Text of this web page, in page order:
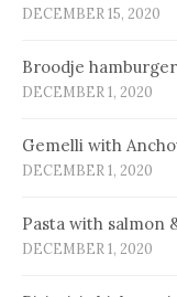
DECEMBER 15, 2020
Broodje
DECEMBER 1, 2020
Gemelli with
DECEMBER 1, 2020
Pasta with salmon
DECEMBER 1, 2020